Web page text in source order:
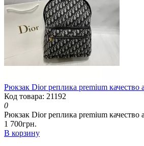
Рюкзак Dior реплика premium качество
Код товара: 21192
0
Рюкзак Dior реплика premium качество
1 700грн.
В корзину